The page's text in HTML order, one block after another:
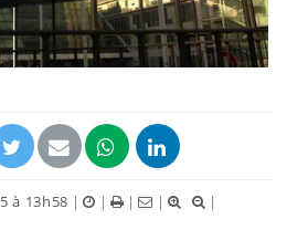
à 13h58 | | | |
|